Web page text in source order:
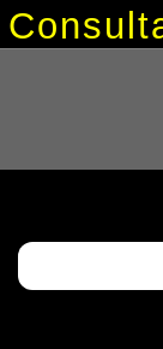
Rechercher :